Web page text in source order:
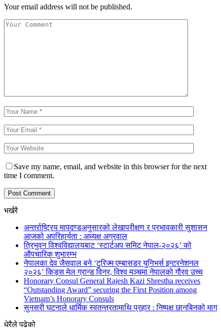
Your email address will not be published.
Save my name, email, and website in this browser for the next
time I comment.
भर्खरै
अन्तर्राष्ट्रिय मापदण्डअनुसारको लेखापरीक्षण र प्रभावकारी सुशासन
आजको अपरिहार्यता : अध्यक्ष अग्रवाल
त्रिभुवन विश्वविद्यालयबाट ‘स्टार्टअप समिट नेपाल-२०२६’ को
औपचारिक शुभारम्भ
नेपालका देव जैसवाल बने ‘टुरिज्म एम्बासडर युनिभर्स इन्टरनेशनल
२०२६’ किड्स मेल ग्रान्ड विनर, विश्व मञ्चमा नेपालको गौरव उच्च
Honorary Consul General Rajesh Kazi Shrestha receives
“Outstanding Award” securing the First Position among
Vietnam’s Honorary Consuls
सुनसरी घटनाले धार्मिक स्वतन्त्रतामाथि प्रहार : निष्पक्ष छानबिनको माग
धेरैले पढेको